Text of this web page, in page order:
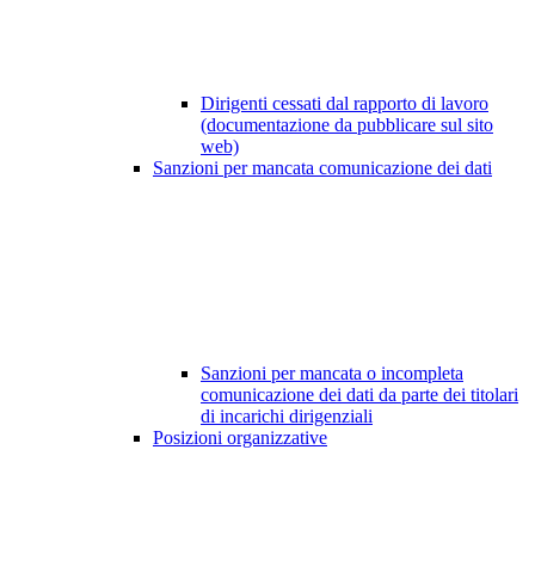
Dirigenti cessati dal rapporto di lavoro
(documentazione da pubblicare sul sito
web)
Sanzioni per mancata comunicazione dei dati
Sanzioni per mancata o incompleta
comunicazione dei dati da parte dei titolari
di incarichi dirigenziali
Posizioni organizzative